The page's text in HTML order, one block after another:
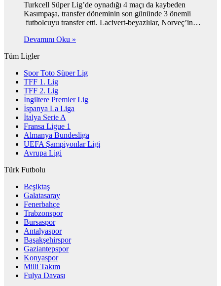
Turkcell Süper Lig’de oynadığı 4 maçı da kaybeden
Kasımpaşa, transfer döneminin son gününde 3 önemli
futbolcuyu transfer etti. Lacivert-beyazlılar, Norveç’in…
Devamını Oku »
Tüm Ligler
Spor Toto Süper Lig
TFF 1. Lig
TFF 2. Lig
İngiltere Premier Lig
İspanya La Liga
İtalya Serie A
Fransa Ligue 1
Almanya Bundesliga
UEFA Şampiyonlar Ligi
Avrupa Ligi
Türk Futbolu
Beşiktaş
Galatasaray
Fenerbahçe
Trabzonspor
Bursaspor
Antalyaspor
Başakşehirspor
Gaziantepspor
Konyaspor
Milli Takım
Fulya Davası